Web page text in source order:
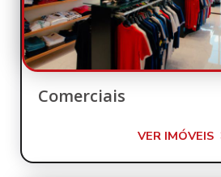
Comerciais
VER IMÓVEIS